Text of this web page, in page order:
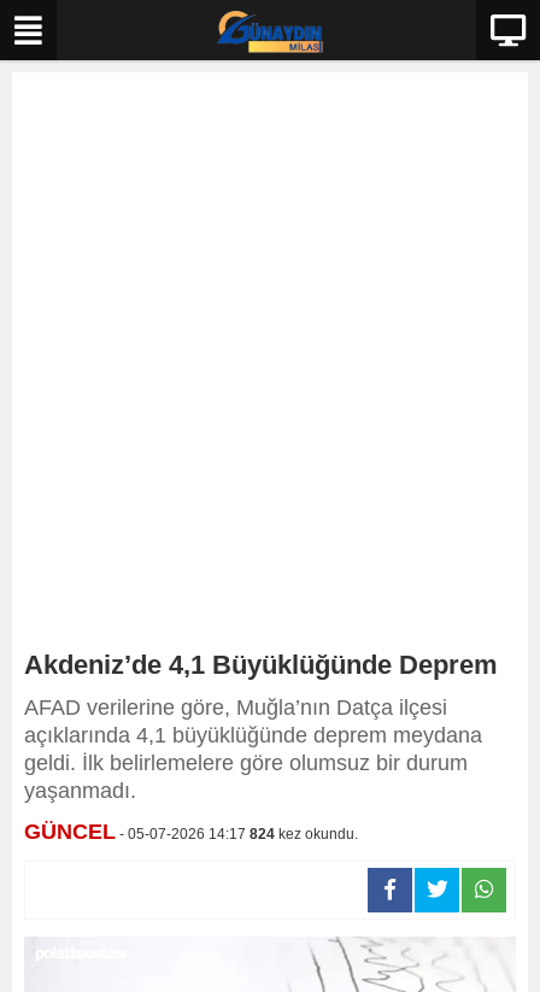
Akdeniz’de 4,1 Büyüklüğünde Deprem
AFAD verilerine göre, Muğla’nın Datça ilçesi
açıklarında 4,1 büyüklüğünde deprem meydana
geldi. İlk belirlemelere göre olumsuz bir durum
yaşanmadı.
GÜNCEL - 05-07-2026 14:17 824 kez okundu.